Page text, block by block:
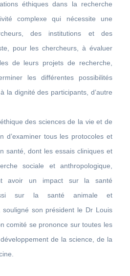
éthiques dans la recherche
complexe qui nécessite une
des institutions et des
pour les chercheurs, à évaluer
de leurs projets de recherche,
les différentes possibilités
la dignité des participants, d’autre
des sciences de la vie et de
d’examiner tous les protocoles et
santé, dont les essais cliniques et
sociale et anthropologique,
avoir un impact sur la santé
sur la santé animale et
son président le Dr Louis
comité se prononce sur toutes les
de la science, de la